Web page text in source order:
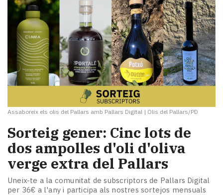
Assaboreix els olis del Pallars amb Pallars Digital | Olis del Pallars/PD
Sorteig gener: Cinc lots de
dos ampolles d'oli d'oliva
verge extra del Pallars
Uneix-te a la comunitat de subscriptors de Pallars Digital
per 36€ a l'any i participa als nostres sortejos mensuals